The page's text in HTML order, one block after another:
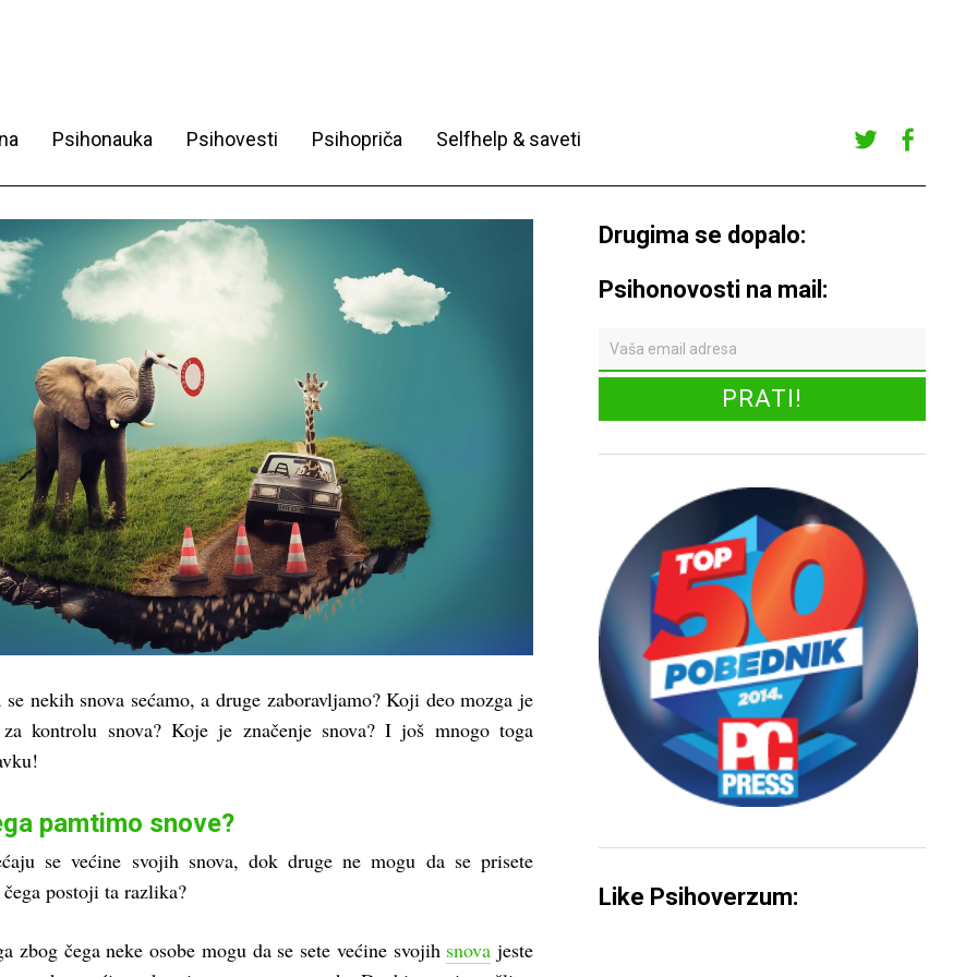
Psihonauka Psihovesti Psihopriča Selfhelp & saveti
r
ook
se nekih snova sećamo, a druge zaboravljamo? Koji deo mozga je
za kontrolu snova? Koje je značenje snova? I još mnogo toga
pamtimo snove?
se većine svojih snova, dok druge ne mogu da se prisete
postoji ta razlika?
zbog čega neke osobe mogu da se sete većine svojih snova jeste
Drugima se dopalo:
Psihonovosti na mail:
Like Psihoverzum: